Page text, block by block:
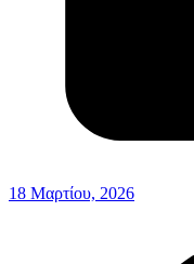
18 Μαρτίου, 2026